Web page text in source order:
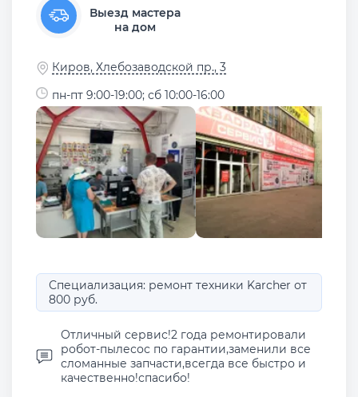
Выезд мастера
на дом
Киров, Хлебозаводской пр., 3
пн-пт 9:00-19:00; сб 10:00-16:00
Специализация: ремонт техники Karcher от
800 руб.
Отличный сервис!2 года ремонтировали
робот-пылесос по гарантии,заменили все
сломанные запчасти,всегда все быстро и
качественно!спасибо!